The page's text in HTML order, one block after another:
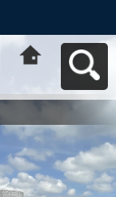
ー ざまっとへ